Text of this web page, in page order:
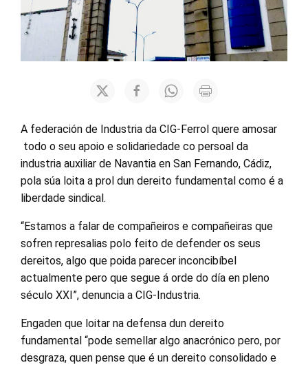
A federación de Industria da CIG-Ferrol quere amosar
todo o seu apoio e solidariedade co persoal da
industria auxiliar de Navantia en San Fernando, Cádiz,
pola súa loita a prol dun dereito fundamental como é a
liberdade sindical.
“Estamos a falar de compañeiros e compañeiras que
sofren represalias polo feito de defender os seus
dereitos, algo que poida parecer inconcibíbel
actualmente pero que segue á orde do día en pleno
século XXI”, denuncia a CIG-Industria.
Engaden que loitar na defensa dun dereito
fundamental “pode semellar algo anacrónico pero, por
desgraza, quen pense que é un dereito consolidado e